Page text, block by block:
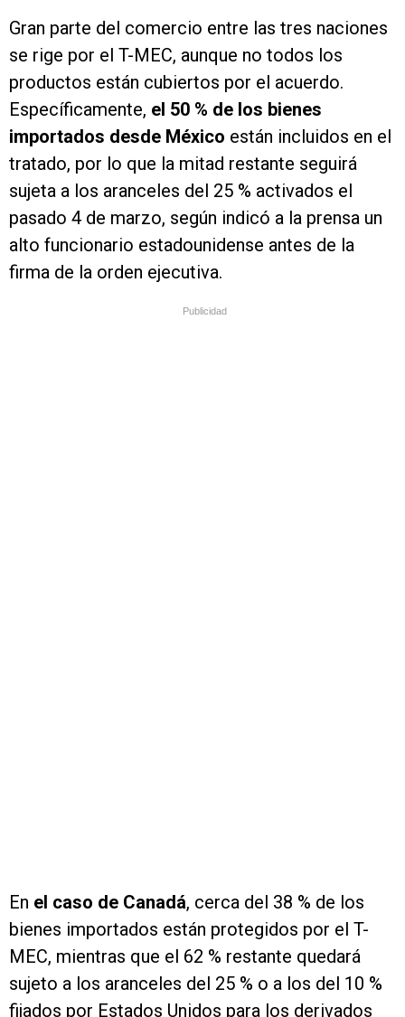
Gran parte del comercio entre las tres naciones
se rige por el T-MEC, aunque no todos los
productos están cubiertos por el acuerdo.
Específicamente, el 50 % de los bienes
importados desde México están incluidos en el
tratado, por lo que la mitad restante seguirá
sujeta a los aranceles del 25 % activados el
pasado 4 de marzo, según indicó a la prensa un
alto funcionario estadounidense antes de la
firma de la orden ejecutiva.
Publicidad
En el caso de Canadá, cerca del 38 % de los
bienes importados están protegidos por el T-
MEC, mientras que el 62 % restante quedará
sujeto a los aranceles del 25 % o a los del 10 %
fijados por Estados Unidos para los derivados